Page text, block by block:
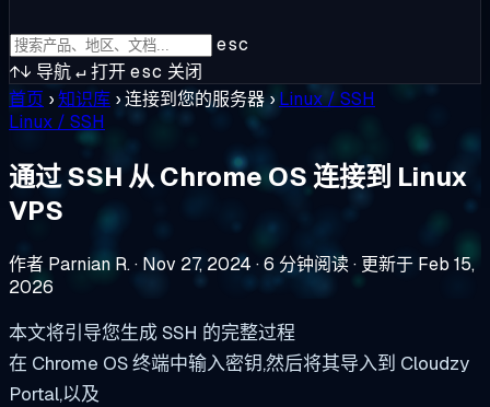
esc
↑↓ 导航↵打开esc 关闭
首页 ›知识库 ›连接到您的服务器› Linux / SSH
Linux / SSH
通过 SSH 从 Chrome OS 连接到 Linux
VPS
作者 Parnian R.· Nov 27, 2024 ·6 分钟阅读· 更新于 Feb 15,
2026
本文将引导您生成 SSH 的完整过程
在 Chrome OS 终端中输入密钥,然后将其导入到 Cloudzy
Portal,以及